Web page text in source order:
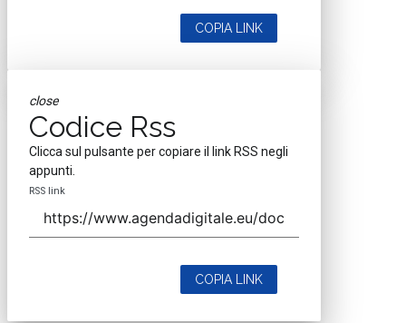
COPIA LINK
close
Codice Rss
Clicca sul pulsante per copiare il link RSS negli
appunti.
RSS link
COPIA LINK